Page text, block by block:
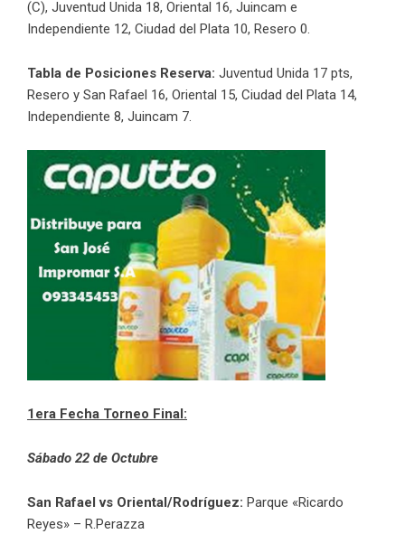
(C), Juventud Unida 18, Oriental 16, Juincam e
Independiente 12, Ciudad del Plata 10, Resero 0.
Tabla de Posiciones Reserva: Juventud Unida 17 pts,
Resero y San Rafael 16, Oriental 15, Ciudad del Plata 14,
Independiente 8, Juincam 7.
1era Fecha Torneo Final:
Sábado 22 de Octubre
San Rafael vs Oriental/Rodríguez: Parque «Ricardo
Reyes» – R.Perazza